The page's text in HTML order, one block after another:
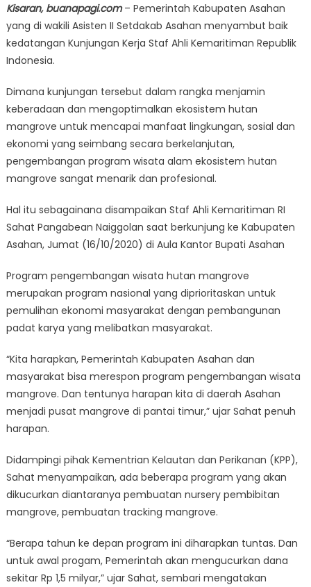
Kisaran, buanapagi.com– Pemerintah Kabupaten Asahan
yang di wakili Asisten II Setdakab Asahan menyambut baik
kedatangan Kunjungan Kerja Staf Ahli Kemaritiman Republik
Indonesia.
Dimana kunjungan tersebut dalam rangka menjamin
keberadaan dan mengoptimalkan ekosistem hutan
mangrove untuk mencapai manfaat lingkungan, sosial dan
ekonomi yang seimbang secara berkelanjutan,
pengembangan program wisata alam ekosistem hutan
mangrove sangat menarik dan profesional.
Hal itu sebagainana disampaikan Staf Ahli Kemaritiman RI
Sahat Pangabean Naiggolan saat berkunjung ke Kabupaten
Asahan, Jumat (16/10/2020) di Aula Kantor Bupati Asahan
Program pengembangan wisata hutan mangrove
merupakan program nasional yang diprioritaskan untuk
pemulihan ekonomi masyarakat dengan pembangunan
padat karya yang melibatkan masyarakat.
“Kita harapkan, Pemerintah Kabupaten Asahan dan
masyarakat bisa merespon program pengembangan wisata
mangrove. Dan tentunya harapan kita di daerah Asahan
menjadi pusat mangrove di pantai timur,” ujar Sahat penuh
harapan.
Didampingi pihak Kementrian Kelautan dan Perikanan (KPP),
Sahat menyampaikan, ada beberapa program yang akan
dikucurkan diantaranya pembuatan nursery pembibitan
mangrove, pembuatan tracking mangrove.
“Berapa tahun ke depan program ini diharapkan tuntas. Dan
untuk awal progam, Pemerintah akan mengucurkan dana
sekitar Rp 1,5 milyar,” ujar Sahat, sembari mengatakan